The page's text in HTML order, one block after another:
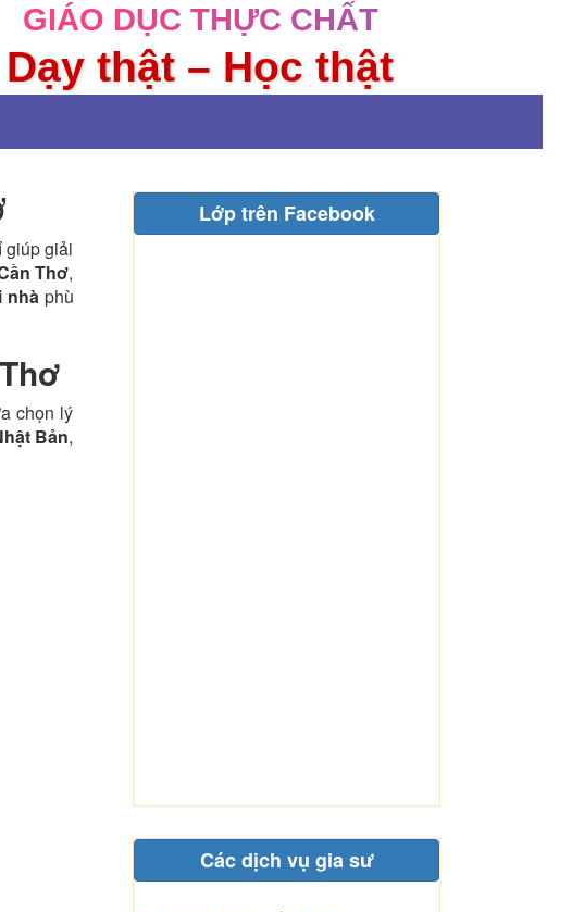
GIÁO DỤC THỰC CHẤT
Dạy thật – Học thật
giúp giải
Thơ,
nhàphù
chọn lý
Bản,
Lớp trên Facebook
Các dịch vụ gia sư